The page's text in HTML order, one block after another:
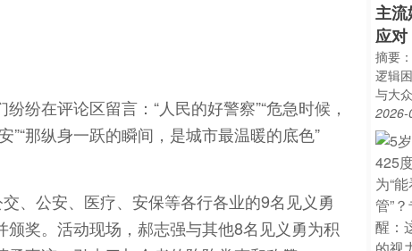
纷在评论区留言：“人民的好警察”“危急时候，
”“那纵身一跃的瞬间，是城市最温暖的底色”
、公安、医疗、安保等各行各业的9名见义勇
奖。活动现场，郝志强与其他8名见义勇为积
主
应对
摘要
逻辑
与大
2026-